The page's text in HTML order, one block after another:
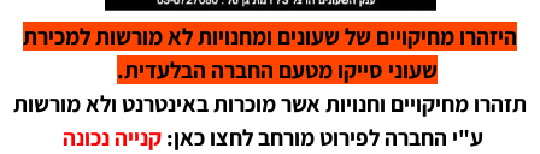
היזהרו מחיקויים של שעונים ומחנויות לא מורשות למכירת
שעוני סייקו מטעם החברה הבלעדית.
תזהרו מחיקויים וחנויות אשר מוכרות באינטרנט ולא מורשות
ע"י החברה לפירוט מורחב לחצו כאן: קנייה נכונה